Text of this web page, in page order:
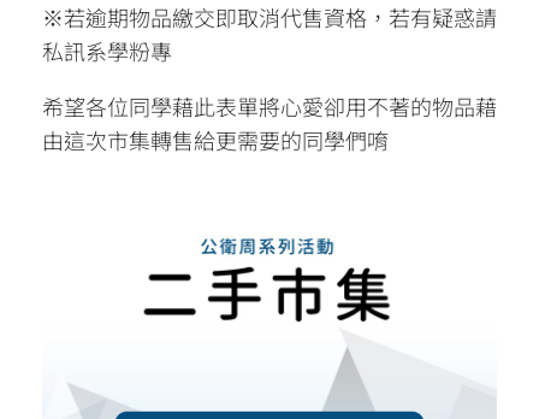
※若逾期物品繳交即取消代售資格，若有疑惑請
私訊系學粉專
希望各位同學藉此表單將心愛卻用不著的物品藉
由這次市集轉售給更需要的同學們唷